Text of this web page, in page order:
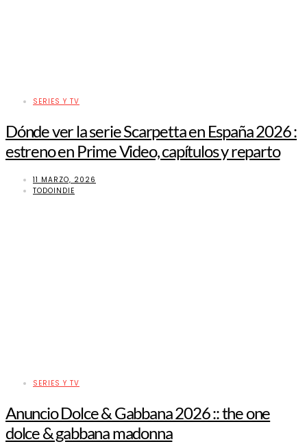
SERIES Y TV
Dónde ver la serie Scarpetta en España 2026 :
estreno en Prime Video, capítulos y reparto
11 MARZO, 2026
TODOINDIE
SERIES Y TV
Anuncio Dolce & Gabbana 2026 :: the one
dolce & gabbana madonna